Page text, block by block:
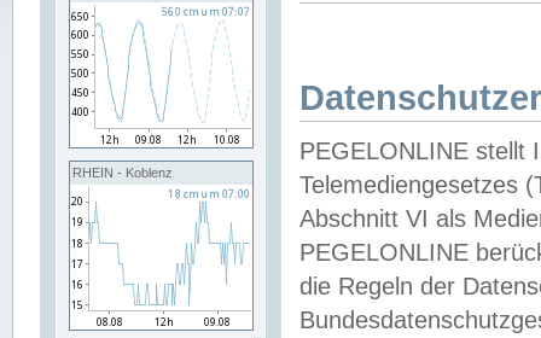
RHEIN - Koblenz
PEGELONLINE stellt
Telemediengesetzes
Abschnitt VI als
PEGELONLINE
die Regeln der